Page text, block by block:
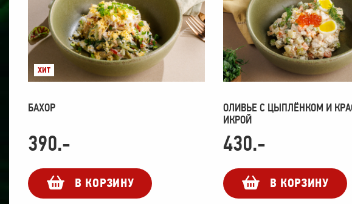
ХИТ
БАХОР
390.-
В КОРЗИНУ
ОЛИВЬЕ С ЦЫПЛЁНКОМ И
ИКРОЙ
430.-
В КОРЗИНУ